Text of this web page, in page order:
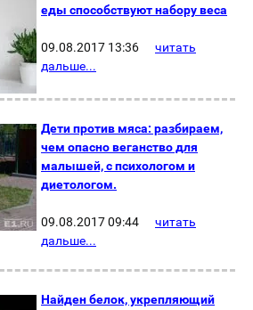
еды способствуют набору веса
09.08.2017 13:36
читать
дальше...
Дети против мяса: разбираем,
чем опасно веганство для
малышей, с психологом и
диетологом.
09.08.2017 09:44
читать
дальше...
Найден белок, укрепляющий